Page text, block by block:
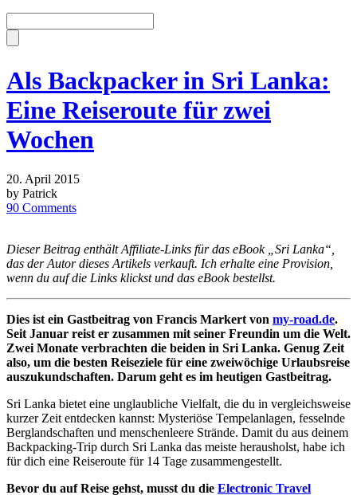
Als Backpacker in Sri Lanka:
Eine Reiseroute für zwei
Wochen
20. April 2015
by Patrick
90 Comments
Dieser Beitrag enthält Affiliate-Links für das eBook „Sri Lanka“,
das der Autor dieses Artikels verkauft. Ich erhalte eine Provision,
wenn du auf die Links klickst und das eBook bestellst.
Dies ist ein Gastbeitrag von Francis Markert von my-road.de.
Seit Januar reist er zusammen mit seiner Freundin um die Welt.
Zwei Monate verbrachten die beiden in Sri Lanka. Genug Zeit
also, um die besten Reiseziele für eine zweiwöchige Urlaubsreise
auszukundschaften. Darum geht es im heutigen Gastbeitrag.
Sri Lanka bietet eine unglaubliche Vielfalt, die du in vergleichsweise
kurzer Zeit entdecken kannst: Mysteriöse Tempelanlagen, fesselnde
Berglandschaften und menschenleere Strände. Damit du aus deinem
Backpacking-Trip durch Sri Lanka das meiste herausholst, habe ich
für dich eine Reiseroute für 14 Tage zusammengestellt.
Bevor du auf Reise gehst, musst du die Electronic Travel